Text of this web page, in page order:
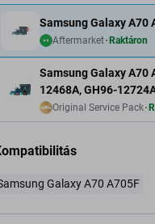
Samsung Galaxy A70
12468A, GH96-
Original Service Pack
Samsung Galaxy A70
Aftermarket Raktáron
Galaxy A70 A705F